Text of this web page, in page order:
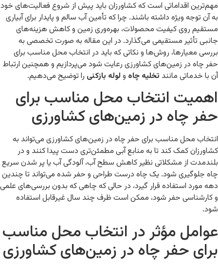
مهم‌ترین اقداماتی است که کشاورزان باید پیش از شروع فعالیت‌های خود
به آن توجه ویژه داشته باشند. چرا که تأمین آب سالم و پایدار برای آبیاری
مستقیم روی کیفیت محصولات، بهره‌وری زمین و کاهش هزینه‌های
جانبی تأثیر مستقیمی می‌گذارد. در این مقاله به صورت تخصصی به
بررسی معیارها، روش‌ها و نکاتی که باید در انتخاب محل مناسب برای
حفر چاه در زمین‌های کشاورزی رعایت شود می‌پردازیم و همچنین ارتباط
آن با خدماتی مانند تخلیه چاه و لوله بازکنی را توضیح می‌دهیم.
اهمیت انتخاب محل مناسب برای
حفر چاه در زمین‌های کشاورزی
انتخاب محل مناسب برای حفر چاه در زمین‌های کشاورزی می‌تواند به
کشاورزان کمک کند تا به منابع آبی مطمئن‌تری دست پیدا کنند و در
بلندمدت از مشکلاتی نظیر کاهش سطح آب، آلودگی آب یا پر شدن سریع
چاه جلوگیری شود. یک چاه درست طراحی و حفر شده می‌تواند تا چندین
دهه مورد استفاده قرار گیرد، در حالی که چاهی که بدون بررسی‌های علمی
و کارشناسی حفر شود، ممکن است ظرف چند سال غیرقابل استفاده
شود.
عوامل مؤثر در انتخاب محل مناسب
برای حفر چاه در زمین‌های کشاورزی